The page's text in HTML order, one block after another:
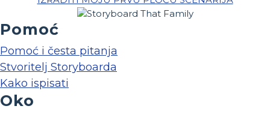
Pomoć
Pomoć i česta pitanja
Stvoritelj Storyboarda
Kako ispisati
Oko